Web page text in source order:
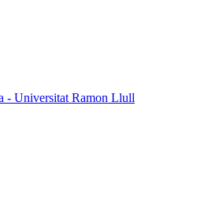
- Universitat Ramon Llull